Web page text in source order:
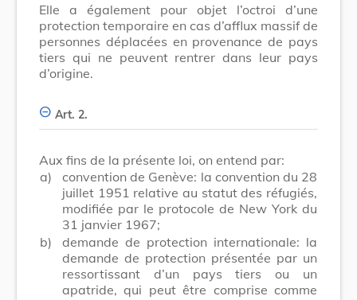
Elle a également pour objet l’octroi d’une
protection temporaire en cas d’afflux massif de
personnes déplacées en provenance de pays
tiers qui ne peuvent rentrer dans leur pays
d’origine.
Art. 2.
Aux fins de la présente loi, on entend par:
a)
convention de Genève: la convention du 28
juillet 1951 relative au statut des réfugiés,
modifiée par le protocole de New York du
31 janvier 1967;
b)
demande de protection internationale: la
demande de protection présentée par un
ressortissant d’un pays tiers ou un
apatride, qui peut être comprise comme